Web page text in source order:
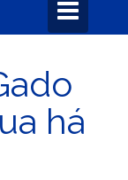
Toggle
navigation
há